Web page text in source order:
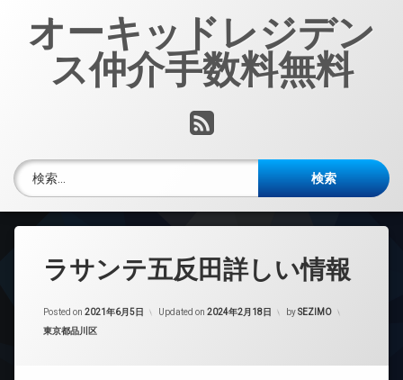
オーキッドレジデン
ス仲介手数料無料
RSS
検索:
ラサンテ五反田詳しい情報
Posted on 2021年6月5日 Updated on 2024年2月18日 bySEZIMO
カテゴリー:
東京都品川区